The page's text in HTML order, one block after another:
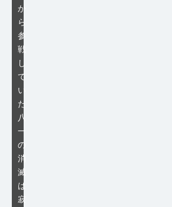
か
ら
参
戦
し
て
い
た
八
一
の
消
滅
は
寂